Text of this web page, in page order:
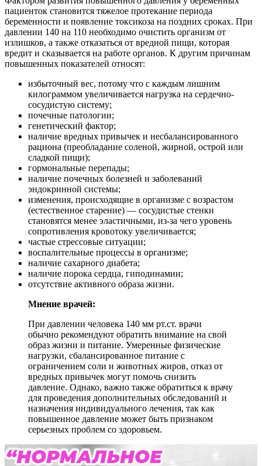
пациенток становится тяжелое протекание периода
беременности и появление токсикоза на поздних сроках. При
давлении 140 на 110 необходимо очистить организм от
излишков, а также отказаться от вредной пищи, которая
вредит и сказывается на работе органов. К другим причинам
повышенных показателей относят:
избыточный вес, потому что с каждым лишним
килограммом увеличивается нагрузка на сердечно-
сосудистую систему;
почечные патологии;
генетический фактор;
наличие вредных привычек и несбалансированного
рациона (преобладание соленой, жирной, острой или
сладкой пищи);
гормональные перепады;
наличие почечных болезней и заболеваний
эндокринной системы;
изменения, происходящие в организме с возрастом
(естественное старение) — сосудистые стенки
становятся менее эластичными, из-за чего уровень
сопротивления кровотоку увеличивается;
частые стрессовые ситуации;
воспалительные процессы в организме;
наличие сахарного диабета;
наличие порока сердца, гиподинамии;
отсутствие активного образа жизни.
Мнение врачей:
При давлении человека 140 мм рт.ст. врачи
обычно рекомендуют обратить внимание на свой
образ жизни и питание. Умеренные физические
нагрузки, сбалансированное питание с
ограничением соли и животных жиров, отказ от
вредных привычек могут помочь снизить
давление. Однако, важно также обратиться к врачу
для проведения дополнительных обследований и
назначения индивидуального лечения, так как
повышенное давление может быть признаком
серьезных проблем со здоровьем.